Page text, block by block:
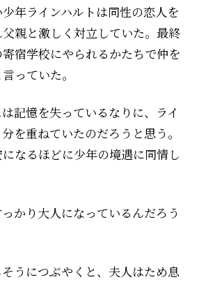
年ラインハルトは同性の恋人を
親と激しく対立していた。最終
宿学校にやられるかたちで仲を
っていた。
記憶を失っているなりに、ライ
を重ねていたのだろうと思う。
なるほどに少年の境遇に同情し
っかり大人になっているんだろう
うにつぶやくと、夫人はため息